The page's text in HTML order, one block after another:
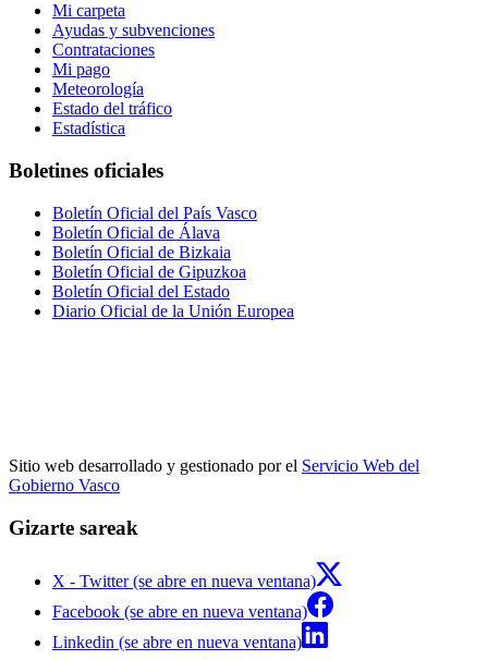
Mi carpeta
Ayudas y subvenciones
Contrataciones
Mi pago
Meteorología
Estado del tráfico
Estadística
Boletines oficiales
Boletín Oficial del País Vasco
Boletín Oficial de Álava
Boletín Oficial de Bizkaia
Boletín Oficial de Gipuzkoa
Boletín Oficial del Estado
Diario Oficial de la Unión Europea
Sitio web desarrollado y gestionado por el Servicio Web del
Gobierno Vasco
Gizarte sareak
X - Twitter (se abre en nueva ventana)
Facebook (se abre en nueva ventana)
Linkedin (se abre en nueva ventana)